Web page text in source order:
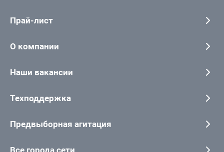
Прай-лист
О компании
Наши вакансии
Техподдержка
Предвыборная агитация
Все города сети